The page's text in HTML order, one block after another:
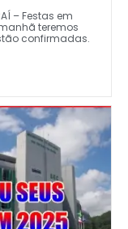
– Festas em
teremos
confirmadas.